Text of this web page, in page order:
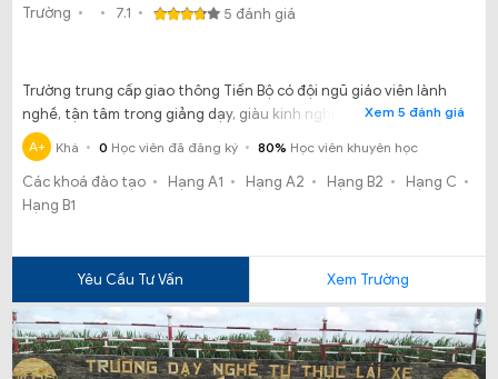
Trường 7.1 5 đánh giá
Trường trung cấp giao thông Tiến Bộ có đội ngũ giáo viên lành
nghề, tận tâm trong giảng dạy, giàu kinh nghiệm trong việc
truyền đạt kiến thức cho học viên.
Xem 5 đánh giá
A+ Khá 0 Học viên đã đăng ký 80% Học viên khuyên học
Các khoá đào tạo Hạng A1 Hạng A2 Hạng B2
Hạng C
Hạng B1
Yêu Cầu Tư Vấn Xem Trường